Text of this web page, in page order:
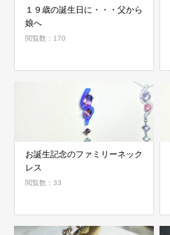
１９歳の誕生日に・・・父から
娘へ
閲覧数：170
お誕生記念のファミリーネック
レス
閲覧数：33